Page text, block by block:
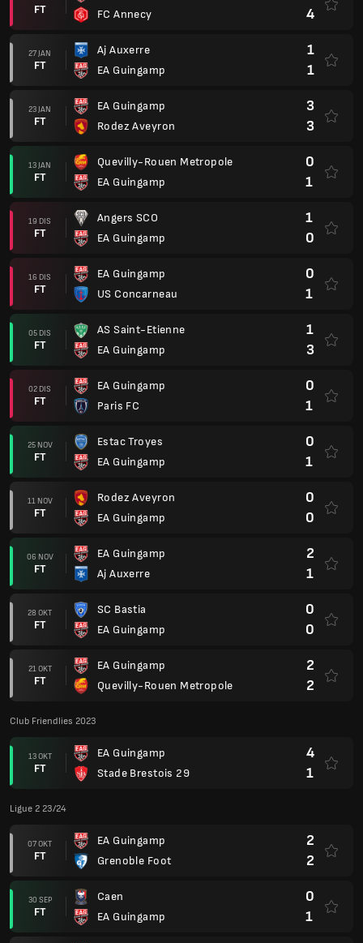
FT
FC Annecy
4
27 JAN
FT
Aj Auxerre
EA Guingamp
1
1
23 JAN
FT
EA Guingamp
Rodez Aveyron
3
3
13 JAN
FT
Quevilly-Rouen Metropole
EA Guingamp
0
1
19 DIS
FT
Angers SCO
EA Guingamp
1
0
16 DIS
FT
EA Guingamp
US Concarneau
0
1
05 DIS
FT
AS Saint-Etienne
EA Guingamp
1
3
02 DIS
FT
EA Guingamp
Paris FC
0
1
25 NOV
FT
Estac Troyes
EA Guingamp
0
1
11 NOV
FT
Rodez Aveyron
EA Guingamp
0
0
06 NOV
FT
EA Guingamp
Aj Auxerre
2
1
28 OKT
FT
SC Bastia
EA Guingamp
0
0
21 OKT
FT
EA Guingamp
Quevilly-Rouen Metropole
2
2
Club Friendlies 2023
13 OKT
FT
EA Guingamp
Stade Brestois 29
4
1
Ligue 2 23/24
07 OKT
FT
EA Guingamp
Grenoble Foot
2
2
30 SEP
FT
Caen
EA Guingamp
0
1